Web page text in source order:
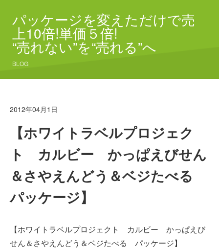
パッケージを変えただけで売
上10倍!単価５倍!
“売れない”を“売れる”へ
BLOG
2012年04月1日
【ホワイトラベルプロジェク
ト カルビー かっぱえびせん
＆さやえんどう＆ベジたべる
パッケージ】
【ホワイトラベルプロジェクト カルビー かっぱえび
せん＆さやえんどう＆ベジたべる パッケージ】